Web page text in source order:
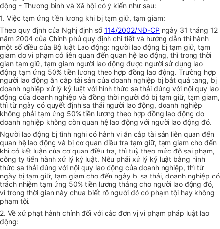
động - Thương binh và Xã hội có ý kiến như sau:
1. Việc tạm ứng tiền lương khi bị tạm giữ, tạm giam:
Theo quy định của Nghị định số114/2002/NĐ-CP ngày 31 tháng 12
năm 2004 của Chính phủ quy định chi tiết và hướng dẫn thi hành
một số điều của Bộ luật Lao động: người lao động bị tạm giữ, tạm
giam do vi phạm có liên quan đến quan hệ lao động, thì trong thời
gian tạm giữ, tạm giam người lao động được người sử dụng lao
động tạm ứng 50% tiền lương theo hợp đồng lao động. Trường hợp
người lao động ăn cắp tài sản của doanh nghiệp bị bắt quả tang, bị
doanh nghiệp xử lý kỷ luật với hình thức sa thải đúng với nội quy lao
động của doanh nghiệp và đồng thời người đó bị tạm giữ, tạm giam,
thì từ ngày có quyết định sa thải người lao động, doanh nghiệp
không phải tạm ứng 50% tiền lương theo hợp đồng lao động do
doanh nghiệp không còn quan hệ lao động với người lao động đó.
Người lao động bị tình nghi có hành vi ăn cắp tài sản liên quan đến
quan hệ lao động và bị cơ quan điều tra tạm giữ, tạm giam cho đến
khi có kết luận của cơ quan điều tra, thì tuỳ theo mức độ sai phạm,
công ty tiến hành xử lý kỷ luật. Nếu phải xử lý kỷ luật bằng hình
thức sa thải đúng với nội quy lao động của doanh nghiệp, thì từ
ngày bị tạm giữ, tạm giam cho đến ngày bị sa thải, doanh nghiệp có
trách nhiệm tạm ứng 50% tiền lương tháng cho người lao động đó,
vì trong thời gian này chưa biết rõ người đó có phạm tội hay không
phạm tội.
2. Về xử phạt hành chính đối với các đơn vị vi phạm pháp luật lao
động: